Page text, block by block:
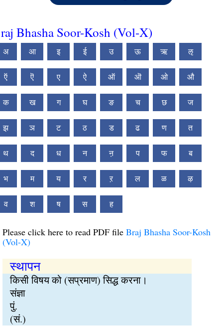
Bhasha Soor-Kosh (Vol-X)
अ आ इ ई उ ऊ ऋ ऌ
ऍ ऎ ए ऐ ऑ ऒ ओ औ
क ख ग घ ङ च छ ज
झ ञ ट ठ ड ढ ण त
थ द ध न ऩ प फ ब
भ म य र ऱ ल ळ ऴ
व श ष स ह
Please click here to read PDF file Braj Bhasha Soor-Kosh
(Vol-X)
स्थापन
किसी विषय को (सप्रमाण) सिद्ध करना।
संज्ञा
पुं.
(सं.)